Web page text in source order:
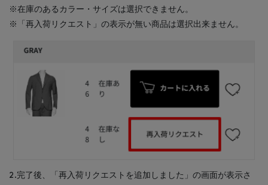
※在庫のあるカラー・サイズは選択できません。
※「再入荷リクエスト」の表示が無い商品は選択出来ません。
2.完了後、「再入荷リクエストを追加しました」の画面が表示さ